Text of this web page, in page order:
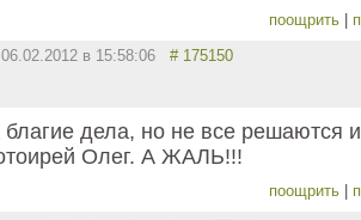
поощрить
06.02.2012 в 15:58:06 # 175150
благие дела, но не все решаются
Олег. А ЖАЛЬ!!!
поощрить